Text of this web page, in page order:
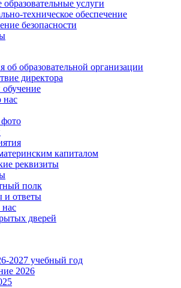
услуги
техническое обеспечение
безопасности
об образовательной организации
директора
нас
капиталом
реквизиты
полк
и ответы
нас
дверей
2027 учебный год
2026